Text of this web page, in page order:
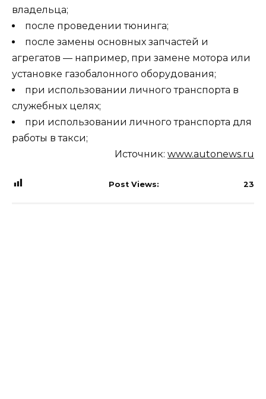
владельца;
после проведении тюнинга;
после замены основных запчастей и
агрегатов — например, при замене мотора или
установке газобалонного оборудования;
при использовании личного транспорта в
служебных целях;
при использовании личного транспорта для
работы в такси;
Источник: www.autonews.ru
Post Views: 23